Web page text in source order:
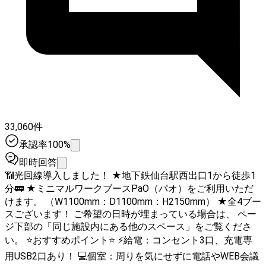
33,060件
承認率100%
即時回答
📶光回線導入しました！ ★地下鉄仙台駅西出口1から徒歩1
分🚃 ★ミニマルワークブースPaO（パオ）をご利用いただ
けます。 （W1100mm：D1100mm：H2150mm） ★全4ブー
スございます！ ご希望の日時が埋まっている場合は、 ペー
ジ下部の「同じ施設内にある他のスペース」をご覧くださ
い。 ⭐️おすすめポイント⭐️ ⚡️給電：コンセント3口、充電専
用USB2口あり！ 💻個室：周りを気にせずに電話やWEB会議